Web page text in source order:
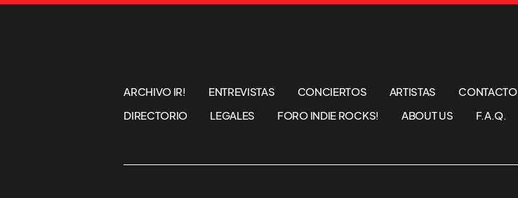
ARCHIVO IR! ENTREVISTAS CONCIERTOS ARTISTAS
CONTACTO
DIRECTORIO
LEGALES FORO INDIE ROCKS! ABOUT US F.A.Q.